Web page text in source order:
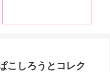
こしろうとコレク